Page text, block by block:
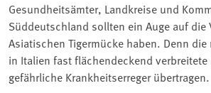
Gesundheitsämter, Landkreise und
Süddeutschland sollten ein Auge auf die
Asiatischen Tigermücke haben. Denn
in Italien fast flächendeckend
gefährliche Krankheitserreger übertragen.